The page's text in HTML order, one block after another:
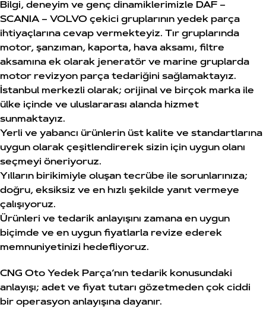
Bilgi, deneyim ve genç dinamiklerimizle DAF –
SCANIA – VOLVO çekici gruplarının yedek parça
ihtiyaçlarına cevap vermekteyiz. Tır gruplarında
motor, şanzıman, kaporta, hava aksamı, filtre
aksamına ek olarak jeneratör ve marine gruplarda
motor revizyon parça tedariğini sağlamaktayız.
İstanbul merkezli olarak; orijinal ve birçok marka ile
ülke içinde ve uluslararası alanda hizmet
sunmaktayız.
Yerli ve yabancı ürünlerin üst kalite ve standartlarına
uygun olarak çeşitlendirerek sizin için uygun olanı
seçmeyi öneriyoruz.
Yılların birikimiyle oluşan tecrübe ile sorunlarınıza;
doğru, eksiksiz ve en hızlı şekilde yanıt vermeye
çalışıyoruz.
Ürünleri ve tedarik anlayışını zamana en uygun
biçimde ve en uygun fiyatlarla revize ederek
memnuniyetinizi hedefliyoruz.
CNG Oto Yedek Parça’nın tedarik konusundaki
anlayışı; adet ve fiyat tutarı gözetmeden çok ciddi
bir operasyon anlayışına dayanır.